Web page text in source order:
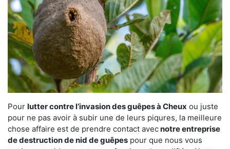
Pour lutter contre l’invasion des guêpes à Cheux ou juste
pour ne pas avoir à subir une de leurs piqures, la meilleure
chose affaire est de prendre contact avecnotre entreprise
de destruction de nid de guêpes pour que nous vous